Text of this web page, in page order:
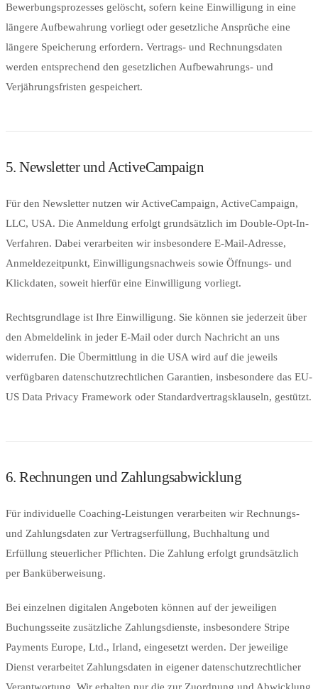
Bewerbungsprozesses gelöscht, sofern keine Einwilligung in eine
längere Aufbewahrung vorliegt oder gesetzliche Ansprüche eine
längere Speicherung erfordern. Vertrags- und Rechnungsdaten
werden entsprechend den gesetzlichen Aufbewahrungs- und
Verjährungsfristen gespeichert.
5. Newsletter und ActiveCampaign
Für den Newsletter nutzen wir ActiveCampaign, ActiveCampaign,
LLC, USA. Die Anmeldung erfolgt grundsätzlich im Double-Opt-In-
Verfahren. Dabei verarbeiten wir insbesondere E-Mail-Adresse,
Anmeldezeitpunkt, Einwilligungsnachweis sowie Öffnungs- und
Klickdaten, soweit hierfür eine Einwilligung vorliegt.
Rechtsgrundlage ist Ihre Einwilligung. Sie können sie jederzeit über
den Abmeldelink in jeder E-Mail oder durch Nachricht an uns
widerrufen. Die Übermittlung in die USA wird auf die jeweils
verfügbaren datenschutzrechtlichen Garantien, insbesondere das EU-
US Data Privacy Framework oder Standardvertragsklauseln, gestützt.
6. Rechnungen und Zahlungsabwicklung
Für individuelle Coaching-Leistungen verarbeiten wir Rechnungs-
und Zahlungsdaten zur Vertragserfüllung, Buchhaltung und
Erfüllung steuerlicher Pflichten. Die Zahlung erfolgt grundsätzlich
per Banküberweisung.
Bei einzelnen digitalen Angeboten können auf der jeweiligen
Buchungsseite zusätzliche Zahlungsdienste, insbesondere Stripe
Payments Europe, Ltd., Irland, eingesetzt werden. Der jeweilige
Dienst verarbeitet Zahlungsdaten in eigener datenschutzrechtlicher